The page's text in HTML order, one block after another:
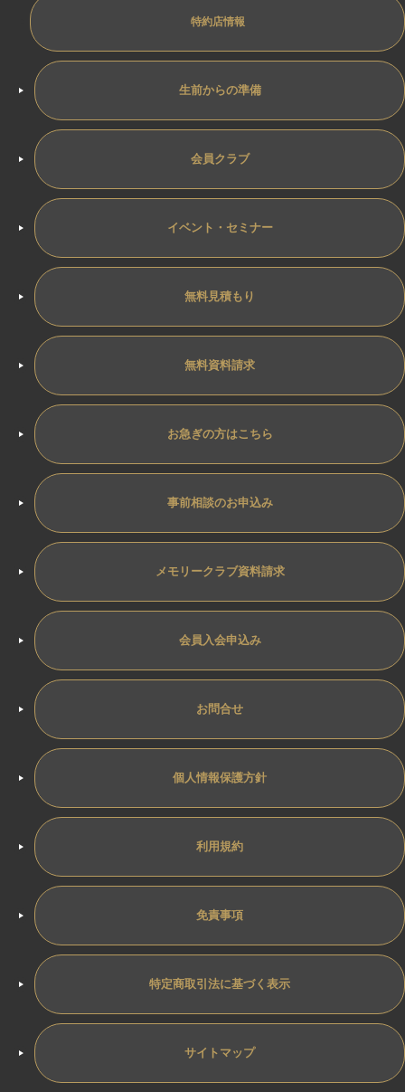
特約店情報
生前からの準備
会員クラブ
イベント・セミナー
無料見積もり
無料資料請求
お急ぎの方はこちら
事前相談のお申込み
メモリークラブ資料請求
会員入会申込み
お問合せ
個人情報保護方針
利用規約
免責事項
特定商取引法に基づく表示
サイトマップ